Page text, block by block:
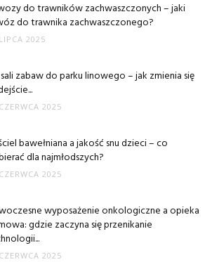
do trawników zachwaszczonych – jaki
do trawnika zachwaszczonego?
2025
zabaw do parku linowego – jak zmienia się
2025
bawełniana a jakość snu dzieci – co
dla najmłodszych?
2025
wyposażenie onkologiczne a opieka
gdzie zaczyna się przenikanie
2025